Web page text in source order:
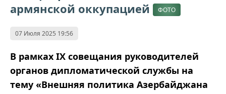
армянской оккупацией
ФОТО
07 Июля 2025 19:56
В рамках IX совещания руководителей
органов дипломатической службы на
тему «Внешняя политика Азербайджана